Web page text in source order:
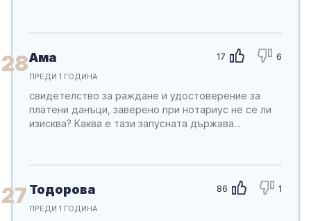
28 17 6
Ама
ПРЕДИ 1 ГОДИНА
свидетелство за раждане и удостоверение за
платени данъци, заверено при нотариус не се ли
изисква? Каква е тази запусната държава...
27 86 1
Тодорова
ПРЕДИ 1 ГОДИНА